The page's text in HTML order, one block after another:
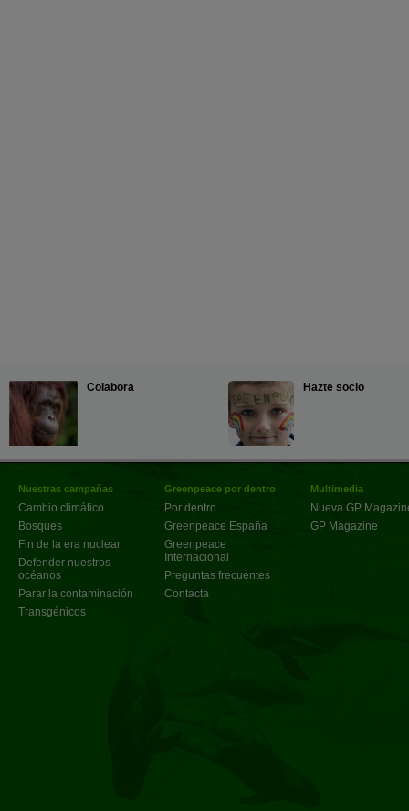
Colabora Hazte socio
Nuestras campañas
Cambio climático
Bosques
Fin de la era nuclear
Defender nuestros
océanos
Parar la contaminación
Transgénicos
Greenpeace por dentro
Por dentro
Greenpeace España
Greenpeace
Internacional
Preguntas frecuentes
Contacta
Multimedia
Nueva GP
GP Magazine